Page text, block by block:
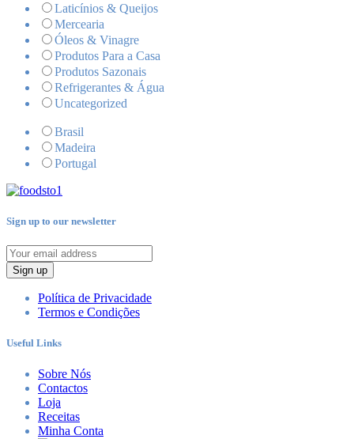
Laticínios & Queijos
Mercearia
Óleos & Vinagre
Produtos Para a Casa
Produtos Sazonais
Refrigerantes & Água
Uncategorized
Brasil
Madeira
Portugal
Sign up to our newsletter
Sign up
Política de Privacidade
Termos e Condições
Useful Links
Sobre Nós
Contactos
Loja
Receitas
Minha Conta